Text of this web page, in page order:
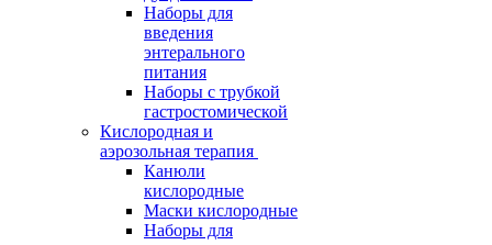
Наборы для
введения
энтерального
питания
Наборы с трубкой
гастростомической
Кислородная и
аэрозольная терапия
Канюли
кислородные
Маски кислородные
Наборы для